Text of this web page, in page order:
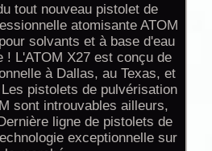
tout nouveau pistolet de
atomisante ATOM
solvants et à base d'eau
! L'ATOM X27 est conçu de
à Dallas, au Texas, et
pistolets de pulvérisation
sont introuvables ailleurs,
ligne de pistolets de
exceptionnelle sur